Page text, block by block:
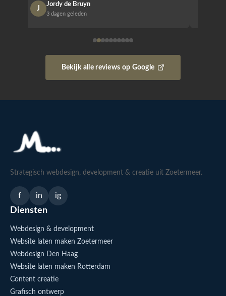
J
Jordy de Bruyn
3 dagen geleden
Bekijk alle reviews op Google
Strategisch webdesign, development & creatie uit Zoetermeer.
f in ig
Diensten
Webdesign & development
Website laten maken Zoetermeer
Webdesign Den Haag
Website laten maken Rotterdam
Content creatie
Grafisch ontwerp